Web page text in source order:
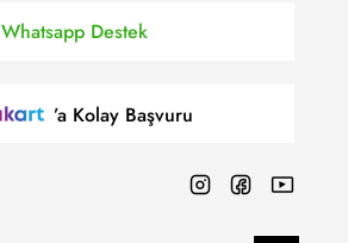
Whatsapp Destek
’a Kolay Başvuru